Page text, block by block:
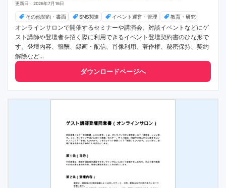
更新日：2026年7月16日
その他契約・書面 SNS関連 イベント運営・管理 教育・研究
オンラインサロンで開催するセミナーや講演会、対談イベントなどにゲ
スト講師や登壇者を招く際に利用できるイベント登壇契約書のひな形で
す。登壇内容、報酬、録画・配信、肖像利用、著作権、秘密保持、契約
解除など...
ダウンロードページへ